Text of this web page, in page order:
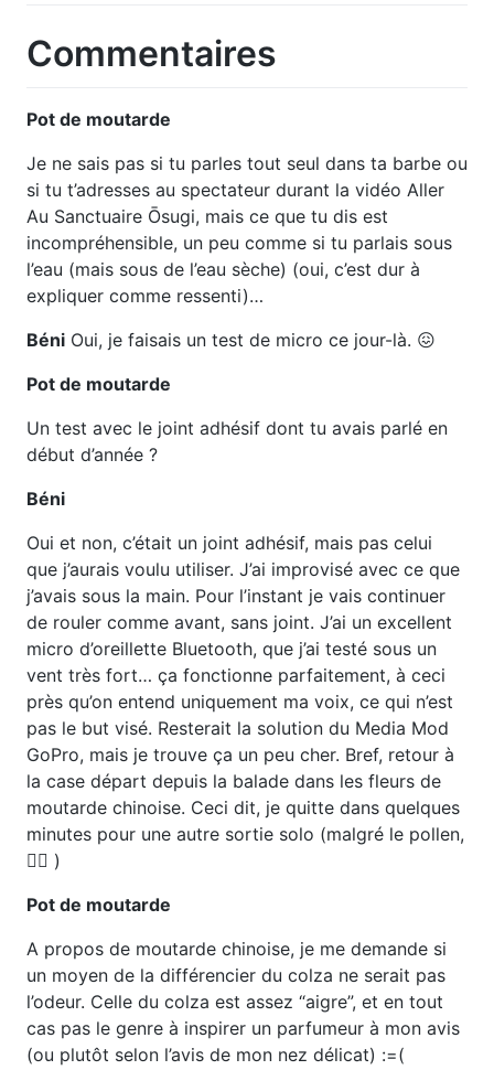
Commentaires
Pot de moutarde
Je ne sais pas si tu parles tout seul dans ta barbe ou
si tu t’adresses au spectateur durant la vidéo Aller
Au Sanctuaire Ōsugi, mais ce que tu dis est
incompréhensible, un peu comme si tu parlais sous
l’eau (mais sous de l’eau sèche) (oui, c’est dur à
expliquer comme ressenti)…
Béni Oui, je faisais un test de micro ce jour-là. 😖
Pot de moutarde
Un test avec le joint adhésif dont tu avais parlé en
début d’année ?
Béni
Oui et non, c’était un joint adhésif, mais pas celui
que j’aurais voulu utiliser. J’ai improvisé avec ce que
j’avais sous la main. Pour l’instant je vais continuer
de rouler comme avant, sans joint. J’ai un excellent
micro d’oreillette Bluetooth, que j’ai testé sous un
vent très fort… ça fonctionne parfaitement, à ceci
près qu’on entend uniquement ma voix, ce qui n’est
pas le but visé. Resterait la solution du Media Mod
GoPro, mais je trouve ça un peu cher. Bref, retour à
la case départ depuis la balade dans les fleurs de
moutarde chinoise. Ceci dit, je quitte dans quelques
minutes pour une autre sortie solo (malgré le pollen,
😵‍💫 )
Pot de moutarde
A propos de moutarde chinoise, je me demande si
un moyen de la différencier du colza ne serait pas
l’odeur. Celle du colza est assez “aigre”, et en tout
cas pas le genre à inspirer un parfumeur à mon avis
(ou plutôt selon l’avis de mon nez délicat) :=(